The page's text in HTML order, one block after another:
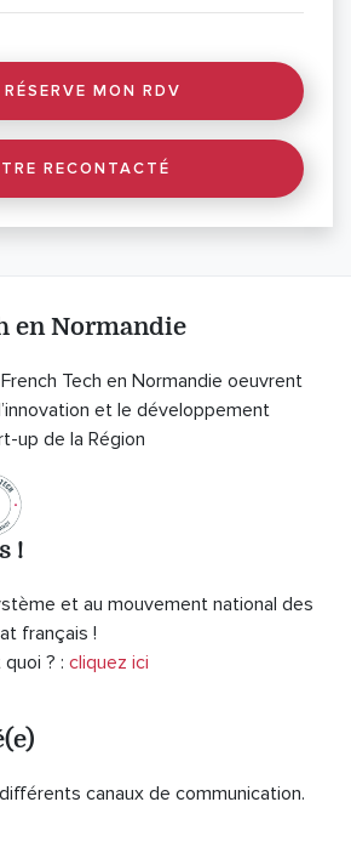
RÉSERVE MON RDV
RECONTACTÉ
en Normandie
Tech en Normandie oeuvrent
et le développement
up de la Région
!
et au mouvement national des
français !
quoi ? : cliquez ici
canaux de communication.